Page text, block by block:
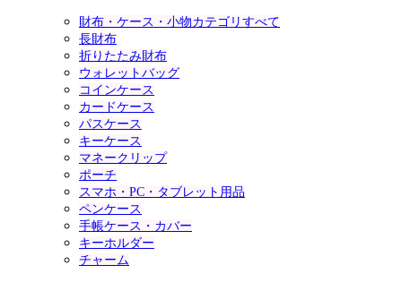
財布・ケース・小物カテゴリすべて
長財布
折りたたみ財布
ウォレットバッグ
コインケース
カードケース
パスケース
キーケース
マネークリップ
ポーチ
スマホ・PC・タブレット用品
ペンケース
手帳ケース・カバー
キーホルダー
チャーム